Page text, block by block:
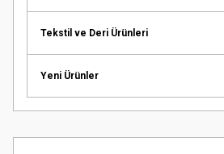
Tekstil ve Deri Ürünleri
Yeni Ürünler